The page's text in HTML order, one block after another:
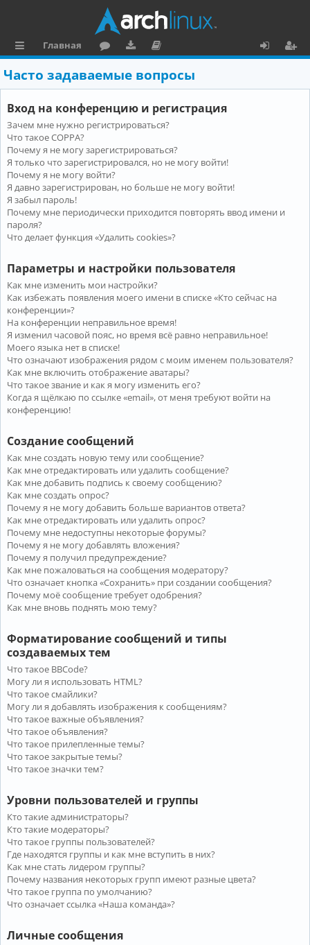
ы
л
к
и
Главная
ру
м
ру
зк
и
ку
м
е
н
та
ц
и
я
о
и
Часто задаваемые вопросы
Вход на конференцию и регистрация
Зачем мне нужно регистрироваться?
Что такое COPPA?
Почему я не могу зарегистрироваться?
Я только что зарегистрировался, но не могу войти!
Почему я не могу войти?
Я давно зарегистрирован, но больше не могу войти!
Я забыл пароль!
Почему мне периодически приходится повторять ввод имени и
пароля?
Что делает функция «Удалить cookies»?
Параметры и настройки пользователя
Как мне изменить мои настройки?
Как избежать появления моего имени в списке «Кто сейчас на
конференции»?
На конференции неправильное время!
Я изменил часовой пояс, но время всё равно неправильное!
Моего языка нет в списке!
Что означают изображения рядом с моим именем пользователя?
Как мне включить отображение аватары?
Что такое звание и как я могу изменить его?
Когда я щёлкаю по ссылке «email», от меня требуют войти на
конференцию!
Создание сообщений
Как мне создать новую тему или сообщение?
Как мне отредактировать или удалить сообщение?
Как мне добавить подпись к своему сообщению?
Как мне создать опрос?
Почему я не могу добавить больше вариантов ответа?
Как мне отредактировать или удалить опрос?
Почему мне недоступны некоторые форумы?
Почему я не могу добавлять вложения?
Почему я получил предупреждение?
Как мне пожаловаться на сообщения модератору?
Что означает кнопка «Сохранить» при создании сообщения?
Почему моё сообщение требует одобрения?
Как мне вновь поднять мою тему?
Форматирование сообщений и типы
создаваемых тем
Что такое BBCode?
Могу ли я использовать HTML?
Что такое смайлики?
Могу ли я добавлять изображения к сообщениям?
Что такое важные объявления?
Что такое объявления?
Что такое прилепленные темы?
Что такое закрытые темы?
Что такое значки тем?
Уровни пользователей и группы
Кто такие администраторы?
Кто такие модераторы?
Что такое группы пользователей?
Где находятся группы и как мне вступить в них?
Как мне стать лидером группы?
Почему названия некоторых групп имеют разные цвета?
Что такое группа по умолчанию?
Что означает ссылка «Наша команда»?
Личные сообщения